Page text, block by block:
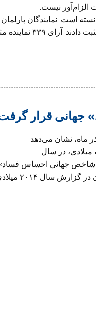
الزام‌آور نیست.
نماینده منفی بود. این […]
گزارش سازمان شفافیت بین‌الملل، ۱۲ آذر ماه، نشان می‌دهد
میلادی، در سال
در میان ۱۷۵ کشور و منطقه، در رتبه ۱۳۶